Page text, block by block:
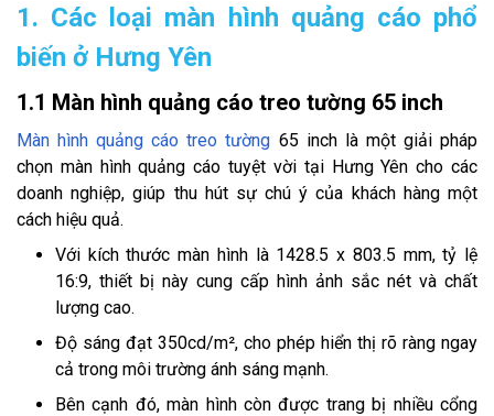
1. Các loại màn hình quảng cáo phổ
biến ở Hưng Yên
1.1 Màn hình quảng cáo treo tường 65 inch
Màn hình quảng cáo treo tường 65 inch là một giải pháp
chọn màn hình quảng cáo tuyệt vời tại Hưng Yên cho các
doanh nghiệp, giúp thu hút sự chú ý của khách hàng một
cách hiệu quả.
Với kích thước màn hình là 1428.5 x 803.5 mm, tỷ lệ
16:9, thiết bị này cung cấp hình ảnh sắc nét và chất
lượng cao.
Độ sáng đạt 350cd/m², cho phép hiển thị rõ ràng ngay
cả trong môi trường ánh sáng mạnh.
Bên cạnh đó, màn hình còn được trang bị nhiều cổng